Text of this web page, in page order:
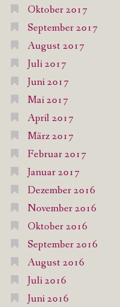
Oktober 2017
September 2017
August 2017
Juli 2017
Juni 2017
Mai 2017
April 2017
März 2017
Februar 2017
Januar 2017
Dezember 2016
November 2016
Oktober 2016
September 2016
August 2016
Juli 2016
Juni 2016